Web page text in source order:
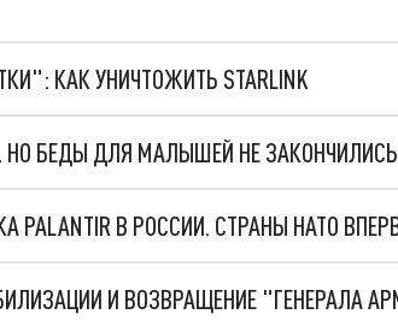
КАК УНИЧТОЖИТЬ STARLINK
НО БЕДЫ ДЛЯ МАЛЫШЕЙ НЕ ЗАКОНЧИЛИСЬ